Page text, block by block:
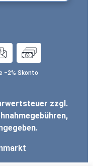
−2% Skonto
zzgl.